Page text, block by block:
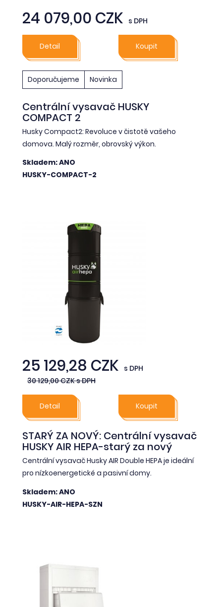
24 079,00 CZK s DPH
Detail Koupit
Doporučujeme Novinka
Centrální vysavač HUSKY
COMPACT 2
Husky Compact2: Revoluce v čistotě vašeho
domova. Malý rozměr, obrovský výkon.
Skladem: ANO
HUSKY-COMPACT-2
25 129,28 CZK s DPH
30 129,00 CZK s DPH
Detail Koupit
STARÝ ZA NOVÝ: Centrální vysavač
HUSKY AIR HEPA-starý za nový
Centrální vysavač Husky AIR Double HEPA je ideální
pro nízkoenergetické a pasivní domy.
Skladem: ANO
HUSKY-AIR-HEPA-SZN